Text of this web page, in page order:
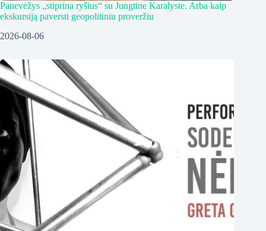
Panevėžys „stiprina ryšius“ su Jungtine Karalyste. Arba kaip
ekskursiją paversti geopolitiniu proveržiu
2026-08-06